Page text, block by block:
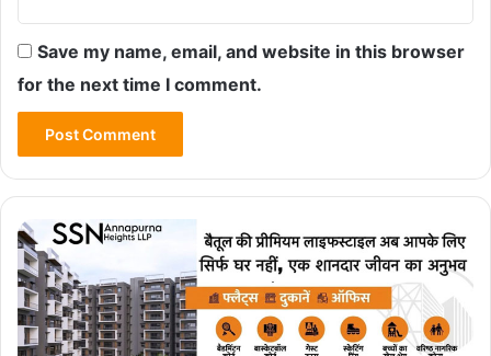
Save my name, email, and website in this browser
for the next time I comment.